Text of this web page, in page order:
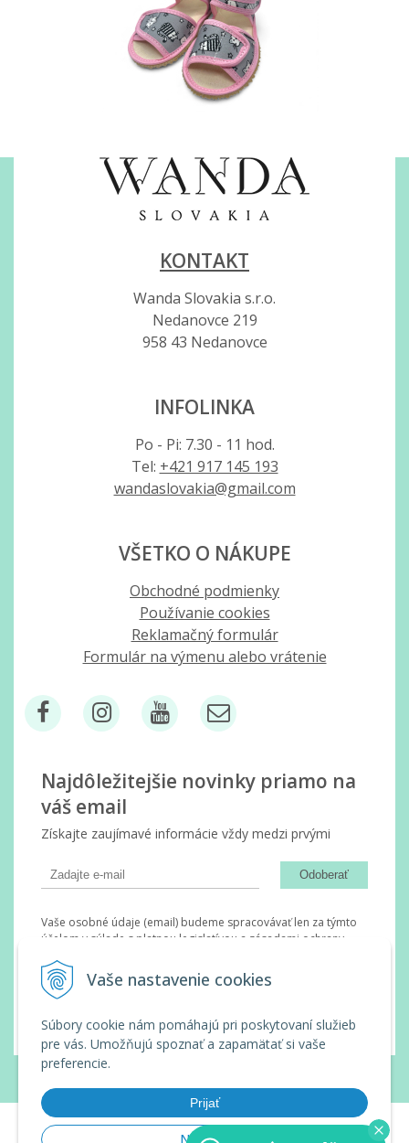
Vaše nastavenie cookies
Súbory cookie nám pomáhajú pri poskytovaní služieb
pre vás. Umožňujú spoznať a zapamätať si vaše
preferencie.
Prijať
Nastaviť
KONTAKT
Wanda Slovakia s.r.o.
Nedanovce 219
958 43 Nedanovce
INFOLINKA
Po - Pi: 7.30 - 11 hod.
Tel: +421 917 145 193
wandaslovakia@gmail.com
VŠETKO O NÁKUPE
Obchodné podmienky
Používanie cookies
Reklamačný formulár
Formulár na výmenu alebo vrátenie
Najdôležitejšie novinky priamo na
váš email
Získajte zaujímavé informácie vždy medzi prvými
Odoberať
Vaše osobné údaje (email) budeme spracovávať len za týmto
účelom v súlade s platnou legislatívou a zásadami ochrany
vám pošleme na váš email. Súhlas môžete kedykoľvek odvolať
písomne, emailom alebo kliknutím na odkaz z ktoréhokoľvek
informačného emailu.
© 2026 Wanda Slovakia •
spoločnostiWEBYGROUP